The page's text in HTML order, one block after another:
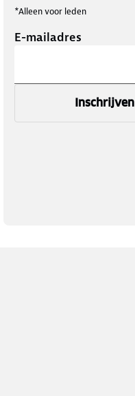
*Alleen voor leden
E-mailadres
Inschrijven